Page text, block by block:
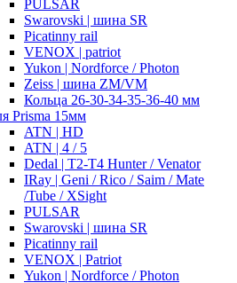
PULSAR
Swarovski | шина SR
Picatinny rail
VENOX | patriot
Yukon | Nordforce / Photon
Zeiss | шина ZM/VM
Кольца 26-30-34-35-36-40 мм
Prisma 15мм
ATN | HD
ATN | 4 / 5
Dedal | T2-T4 Hunter / Venator
IRay | Geni / Rico / Saim / Mate
/Tube / XSight
PULSAR
Swarovski | шина SR
Picatinny rail
VENOX | Patriot
Yukon | Nordforce / Photon